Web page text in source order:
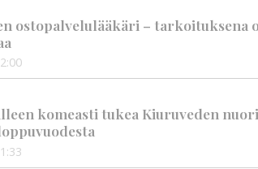
ostopalvelulääkäri – tarkoituksena
komeasti tukea Kiuruveden